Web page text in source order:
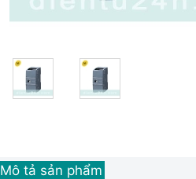
Mô tả sản phẩm